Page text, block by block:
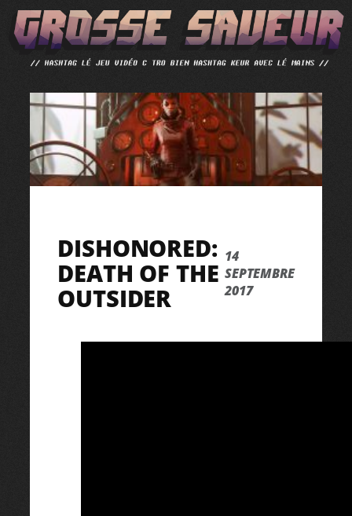
ALLER
AU
CONTENU
DISHONORED:
DEATH OF THE
OUTSIDER
14
SEPTEMBRE
2017